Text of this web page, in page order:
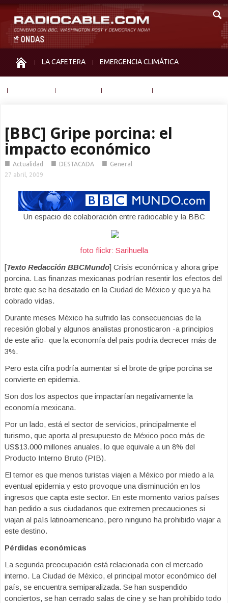
LA CAFETERA EMERGENCIA CLIMÁTICA
[BBC] Gripe porcina: el
impacto económico
■ Actualidad ■ DESTACADA ■ General
27 abril, 2009
Un espacio de colaboración entre radiocable y la BBC
foto flickr: Sarihuella
[Texto Redacción BBCMundo] Crisis económica y ahora gripe
porcina. Las finanzas mexicanas podrían resentir los efectos del
brote que se ha desatado en la Ciudad de México y que ya ha
cobrado vidas.
Durante meses México ha sufrido las consecuencias de la
recesión global y algunos analistas pronosticaron -a principios
de este año- que la economía del país podría decrecer más de
3%.
Pero esta cifra podría aumentar si el brote de gripe porcina se
convierte en epidemia.
Son dos los aspectos que impactarían negativamente la
economía mexicana.
Por un lado, está el sector de servicios, principalmente el
turismo, que aporta al presupuesto de México poco más de
US$13.000 millones anuales, lo que equivale a un 8% del
Producto Interno Bruto (PIB).
El temor es que menos turistas viajen a México por miedo a la
eventual epidemia y esto provoque una disminución en los
ingresos que capta este sector. En este momento varios países
han pedido a sus ciudadanos que extremen precauciones si
viajan al país latinoamericano, pero ninguno ha prohibido viajar a
este destino.
Pérdidas económicas
La segunda preocupación está relacionada con el mercado
interno. La Ciudad de México, el principal motor económico del
país, se encuentra semiparalizada. Se han suspendido
conciertos, se han cerrado salas de cine y se han prohibido todo